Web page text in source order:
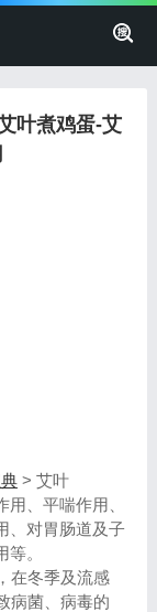
叶煮鸡蛋-艾
> 艾叶
用、平喘作用、
、对胃肠道及子
。
在冬季及流感
病菌、病毒的